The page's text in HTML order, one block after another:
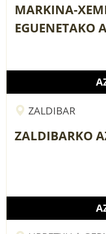
MARKINA-
EGUENETAKO
ZALDIBAR
ZALDIBARKO